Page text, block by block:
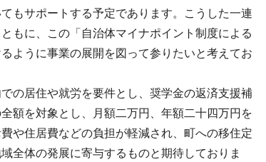
もサポートする予定であります。こうした一連
もに、この「自治体マイナポイント制度による
ように事業の展開を図って参りたいと考えてお
の居住や就労を要件とし、奨学金の返済支援補
額を対象とし、月額二万円、年額二十四万円を
や住居費などの負担が軽減され、町への移住定
全体の発展に寄与するものと期待しておりま